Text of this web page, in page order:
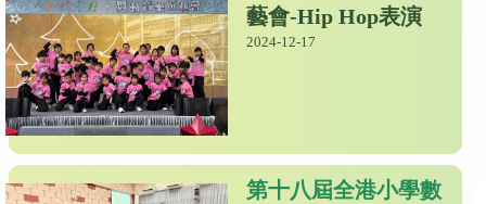
藝會-Hip Hop表演
2024-12-17
第十八屆全港小學數